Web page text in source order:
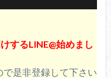
するLINE@始めまし
是非登録して下さい